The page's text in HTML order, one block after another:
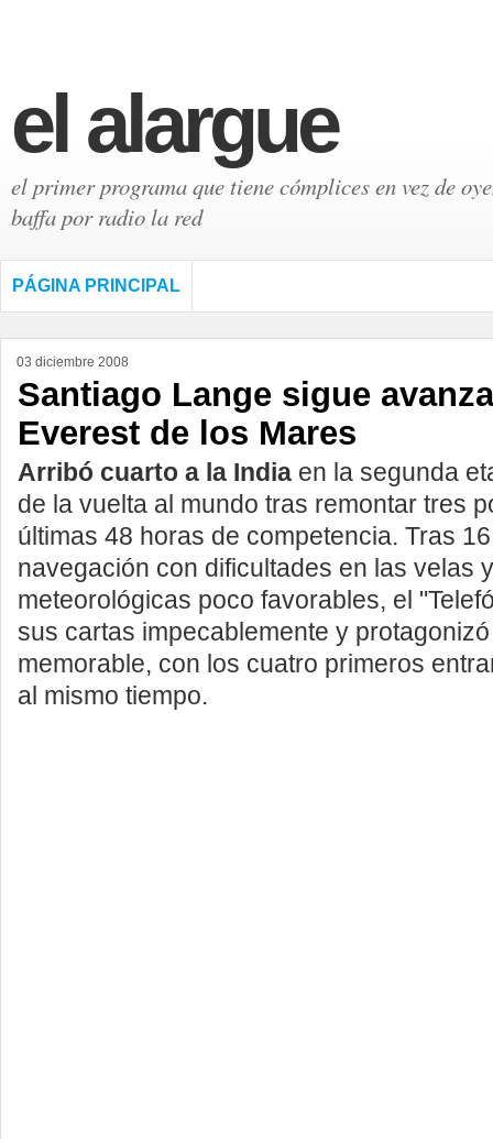
el alargue
el primer programa que tiene cómplices en vez de
baffa por radio la red
PÁGINA PRINCIPAL
03 diciembre 2008
Santiago Lange sigue
Everest de los Mares
Arribó cuarto a la India en la segunda
de la vuelta al mundo tras remontar tres
últimas 48 horas de competencia. Tras
navegación con dificultades en las velas
meteorológicas poco favorables, el
sus cartas impecablemente y
memorable, con los cuatro primeros
al mismo tiempo.